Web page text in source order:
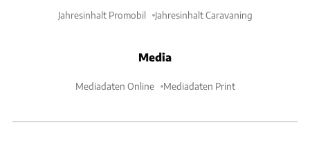
Jahresinhalt Promobil Jahresinhalt Caravaning
Media
Mediadaten Online Mediadaten Print